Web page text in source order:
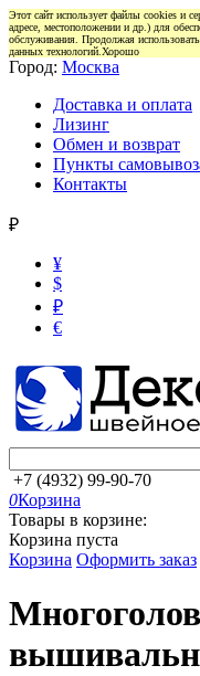
Этот сайт использует файлы cookies и
адресе, местоположении и др.) для
обслуживания. Продолжая
данных технологий. Хорошо
Город: Москва
Доставка и оплата
Лизинг
Обмен и возврат
Пункты
Контакты
₽
¥
$
₽
€
+7 (4932) 99-90-70
0Корзина
Товары в корзине:
Корзина пуста
Корзина Оформить заказ